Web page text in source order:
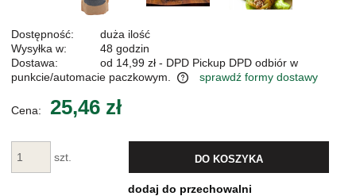
Dostępność:
duża ilość
Wysyłka w:
48 godzin
Dostawa:
od 14,99 zł - DPD Pickup DPD odbiór w
punkcie/automacie paczkowym.
sprawdź formy dostawy
Cena: 25,46 zł
szt. DO KOSZYKA
dodaj do przechowalni